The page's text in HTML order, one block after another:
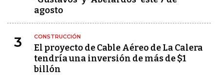
agosto
3 CONSTRUCCIÓN
El proyecto de Cable Aéreo de La Calera
tendría una inversión de más de $1
billón